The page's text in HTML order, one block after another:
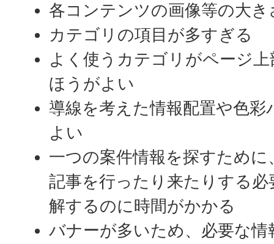
各コンテンツの画像等の大
カテゴリの項目が多すぎる
よく使うカテゴリがページ
ほうがよい
導線を考えた情報配置や色
よい
一つの案件情報を探すため
記事を行ったり来たりする
解するのに時間がかかる
バナーが多いため、必要な